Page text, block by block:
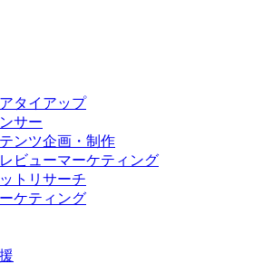
タイアップ
サー
ンツ企画・制作
ビューマーケティング
トリサーチ
ケティング